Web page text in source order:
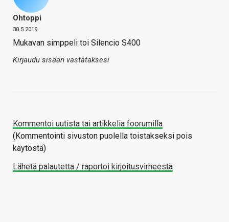
Ohtoppi
30.5.2019
Mukavan simppeli toi Silencio S400
Kirjaudu sisään vastataksesi
Kommentoi uutista tai artikkelia foorumilla
(Kommentointi sivuston puolella toistakseksi pois
käytöstä)
Lähetä palautetta / raportoi kirjoitusvirheestä